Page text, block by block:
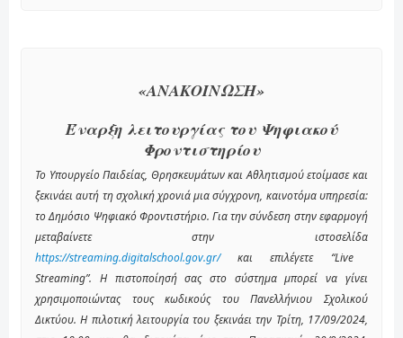
«ΑΝΑΚΟΙΝΩΣΗ»
Έναρξη λειτουργίας του Ψηφιακού
Φροντιστηρίου
To Υπουργείο Παιδείας, Θρησκευμάτων και Αθλητισμού ετοίμασε και
ξεκινάει αυτή τη σχολική χρονιά μια σύγχρονη, καινοτόμα υπηρεσία:
το Δημόσιο Ψηφιακό Φροντιστήριο. Για την σύνδεση στην εφαρμογή
μεταβαίνετε στην ιστοσελίδα
https://streaming.digitalschool.gov.gr/και επιλέγετε “Live
Streaming”. Η πιστοποίησή σας στο σύστημα μπορεί να γίνει
χρησιμοποιώντας τους κωδικούς του Πανελλήνιου Σχολικού
Δικτύου. Η πιλοτική λειτουργία του ξεκινάει την Τρίτη, 17/09/2024,